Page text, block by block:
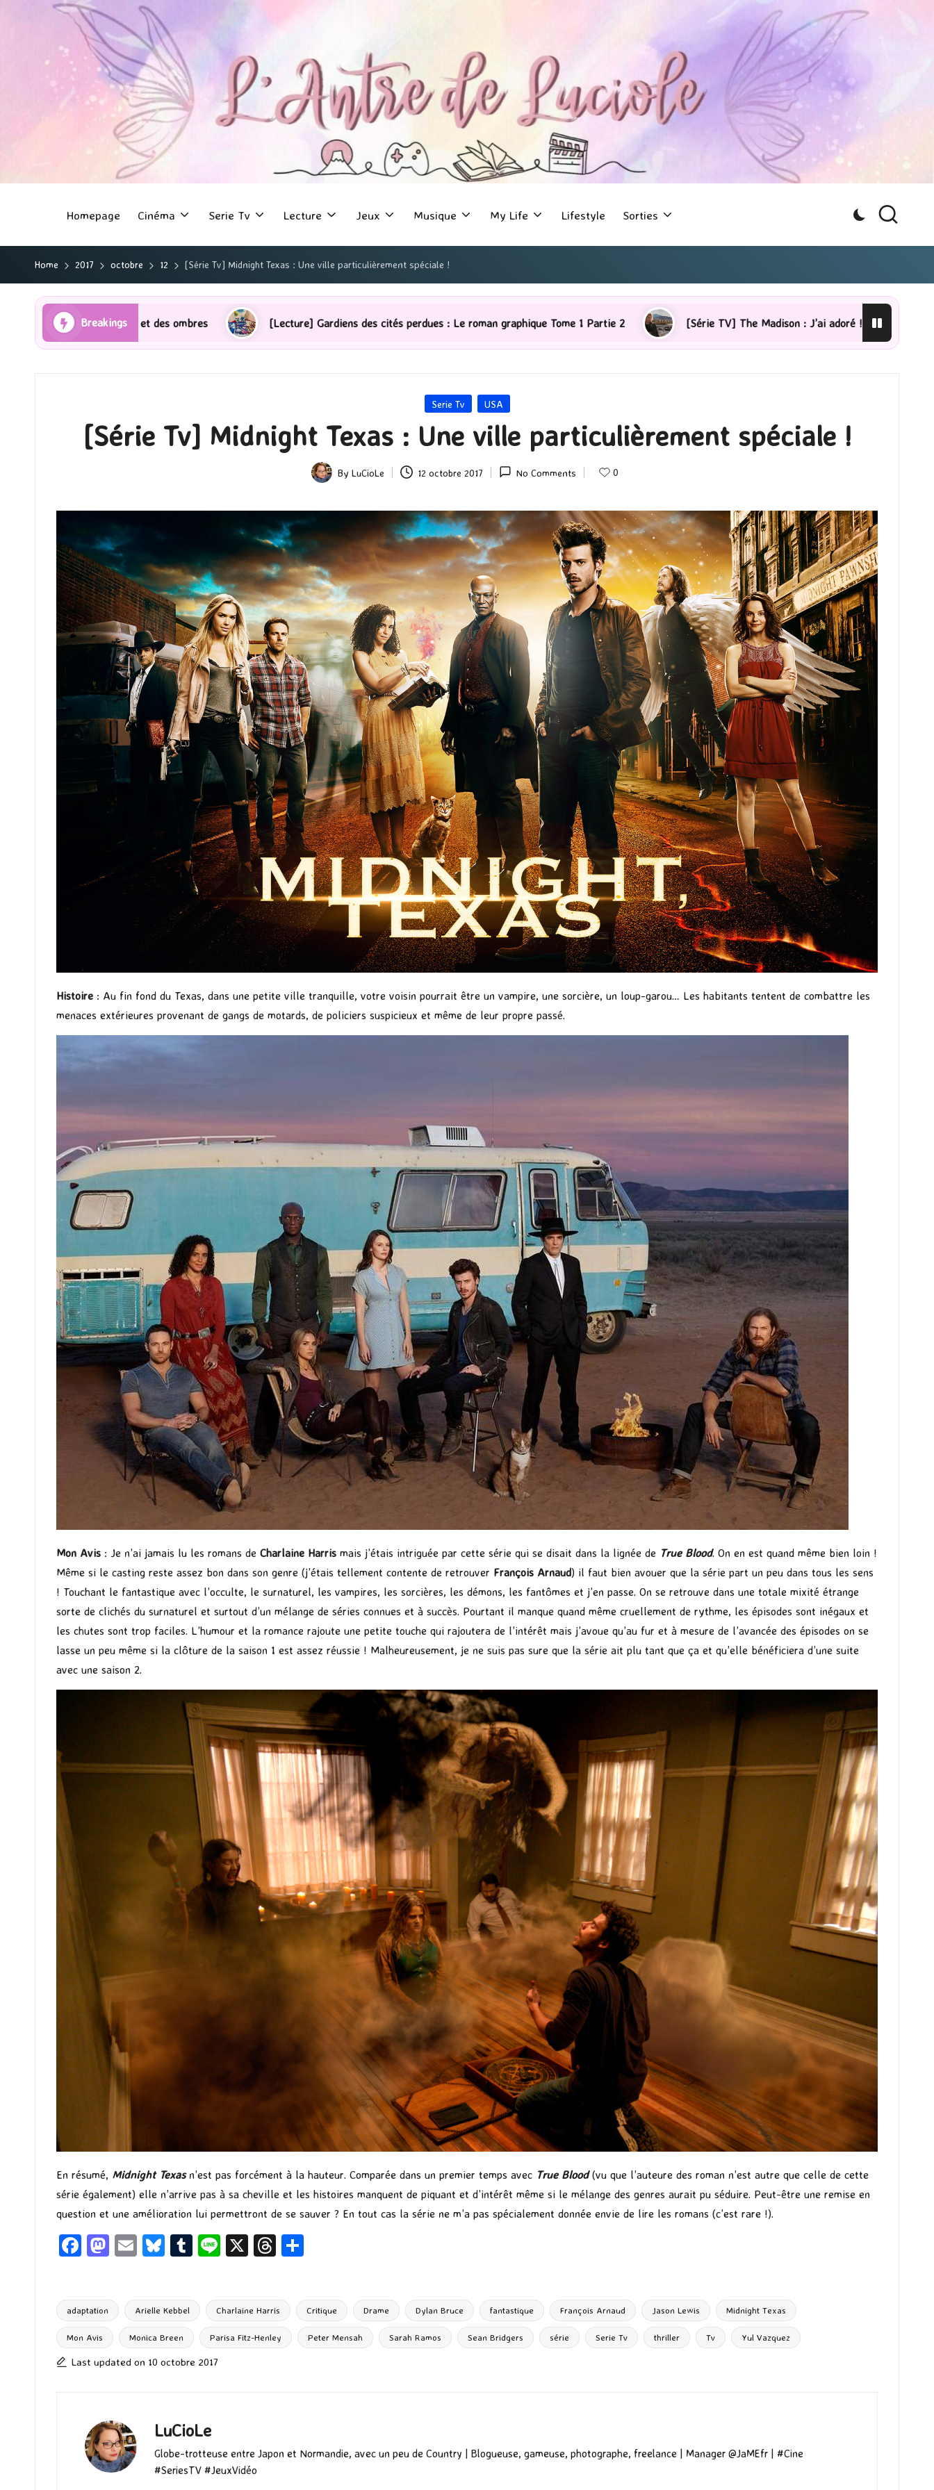
Homepage Cinéma Serie Tv Lecture Jeux Musique My Life Lifestyle Sorties
Home 2017 octobre 12 [Série Tv] Midnight Texas : Une ville particulièrement spéciale !
Breakings
[Lecture] Gardiens des cités perdues : Le roman graphique Tome 1 Partie 2 [Série TV] The Madison : J’ai adoré ! [Lecture] La femme de ménage : J’ai
Posted
Serie Tv USA
[Série Tv] Midnight Texas : Une ville particulièrement spéciale !
Posted
By LuCioLe 12 octobre 2017 No Comments 0
Histoire : Au fin fond du Texas, dans une petite ville tranquille, votre voisin pourrait être un vampire, une sorcière, un loup-garou… Les habitants tentent de combattre les
menaces extérieures provenant de gangs de motards, de policiers suspicieux et même de leur propre passé.
Mon Avis : Je n’ai jamais lu les romans de Charlaine Harris mais j’étais intriguée par cette série qui se disait dans la lignée de True Blood. On en est quand même bien loin !
Même si le casting reste assez bon dans son genre (j’étais tellement contente de retrouver François Arnaud) il faut bien avouer que la série part un peu dans tous les sens
! Touchant le fantastique avec l’occulte, le surnaturel, les vampires, les sorcières, les démons, les fantômes et j’en passe. On se retrouve dans une totale mixité étrange
sorte de clichés du surnaturel et surtout d’un mélange de séries connues et à succès. Pourtant il manque quand même cruellement de rythme, les épisodes sont inégaux et
les chutes sont trop faciles. L’humour et la romance rajoute une petite touche qui rajoutera de l’intérêt mais j’avoue qu’au fur et à mesure de l’avancée des épisodes on se
lasse un peu même si la clôture de la saison 1 est assez réussie ! Malheureusement, je ne suis pas sure que la série ait plu tant que ça et qu’elle bénéficiera d’une suite
avec une saison 2.
En résumé, Midnight Texasn’est pas forcément à la hauteur. Comparée dans un premier temps avec True Blood(vu que l’auteure des roman n’est autre que celle de cette
série également) elle n’arrive pas à sa cheville et les histoires manquent de piquant et d’intérêt même si le mélange des genres aurait pu séduire. Peut-être une remise en
question et une amélioration lui permettront de se sauver ? En tout cas la série ne m’a pas spécialement donnée envie de lire les romans (c’est rare !).
Fa
o
o
k
M
d
o
n
E
l
Bl
ky
T
bl
r
Li X
T
ds g
er
Tags:
adaptation Arielle Kebbel Charlaine Harris Critique Drame Dylan Bruce fantastique François Arnaud Jason Lewis Midnight Texas
Mon Avis Monica Breen Parisa Fitz-Henley Peter Mensah Sarah Ramos Sean Bridgers série Serie Tv thriller Tv Yul Vazquez
Last updated on 10 octobre 2017
LuCioLe
Globe-trotteuse entre Japon et Normandie, avec un peu de Country | Blogueuse, gameuse, photographe, freelance | Manager @JaMEfr | #Cine
#SeriesTV #JeuxVidéo